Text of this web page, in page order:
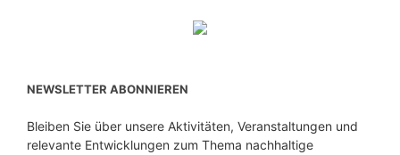
NEWSLETTER ABONNIEREN
Bleiben Sie über unsere Aktivitäten, Veranstaltungen und
relevante Entwicklungen zum Thema nachhaltige